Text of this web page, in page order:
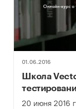
01.06.2016
Школа
20 июня 2016